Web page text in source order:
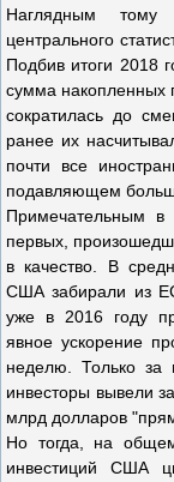
Наглядным тому
центрального
Подбив итоги 2018
сумма накопленных
сократилась до
ранее их
почти все
подавляющем
Примечательным
первых,
в качество. В
США забирали из
уже в 2016 году
явное ускорение
неделю. Только за
инвесторы вывели
млрд долларов
Но тогда, на
инвестиций США